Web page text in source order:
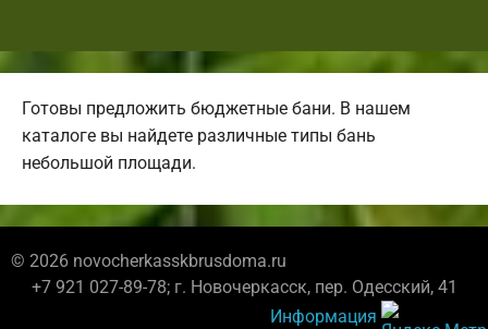
Готовы предложить бюджетные бани. В нашем
каталоге вы найдете различные типы бань
небольшой площади.
© 2026 novocherkasskbrusdoma.ru
+7 921 027-89-78; г. Новочеркасск, пер. Одесский, 41
Информация